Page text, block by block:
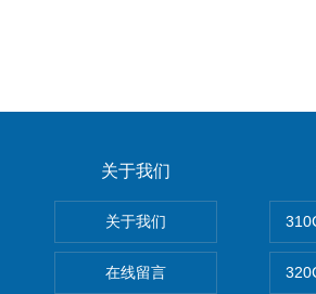
关于我们
关于我们
在线留言